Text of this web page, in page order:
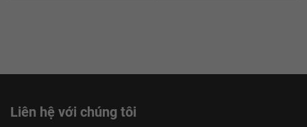
Liên hệ với chúng tôi